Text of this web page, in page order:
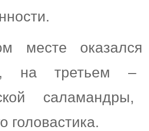
месте оказался
на третьем –
головастика.